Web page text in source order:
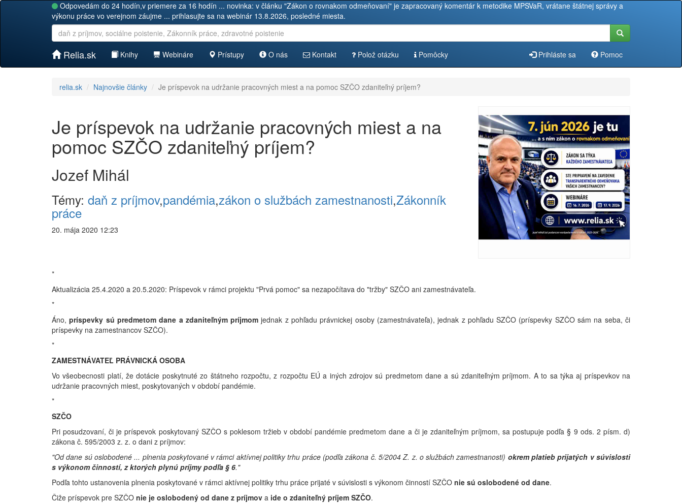
Odpovedám do 24 hodín,v priemere za 16 hodín ... novinka: v článku "Zákon o rovnakom odmeňovaní" je zapracovaný komentár k metodike MPSVaR, vrátane štátnej správy a
výkonu práce vo verejnom záujme ... prihlasujte sa na webinár 13.8.2026, posledné miesta.
Relia.sk Knihy Webináre Prístupy O nás Kontakt Polož otázku Pomôcky Prihláste sa Pomoc
relia.sk Najnovšie články Je príspevok na udržanie pracovných miest a na pomoc SZČO zdaniteľný príjem?
Je príspevok na udržanie pracovných miest a na
pomoc SZČO zdaniteľný príjem?
Jozef Mihál
Témy: daň z príjmov,pandémia,zákon o službách zamestnanosti,Zákonník
práce
20. mája 2020 12:23
*
Aktualizácia 25.4.2020 a 20.5.2020: Príspevok v rámci projektu "Prvá pomoc" sa nezapočítava do "tržby" SZČO ani zamestnávateľa.
*
Áno,príspevky sú predmetom dane a zdaniteľným príjmom jednak z pohľadu právnickej osoby (zamestnávateľa), jednak z pohľadu SZČO (príspevky SZČO sám na seba, či
príspevky na zamestnancov SZČO).
*
ZAMESTNÁVATEĽ PRÁVNICKÁ OSOBA
Vo všeobecnosti platí, že dotácie poskytnuté zo štátneho rozpočtu, z rozpočtu EÚ a iných zdrojov sú predmetom dane a sú zdaniteľným príjmom. A to sa týka aj príspevkov na
udržanie pracovných miest, poskytovaných v období pandémie.
*
SZČO
Pri posudzovaní, či je príspevok poskytovaný SZČO s poklesom tržieb v období pandémie predmetom dane a či je zdaniteľným príjmom, sa postupuje podľa § 9 ods. 2 písm. d)
zákona č. 595/2003 z. z. o dani z príjmov:
"Od dane sú oslobodené ... plnenia poskytované v rámci aktívnej politiky trhu práce (podľa zákona č. 5/2004 Z. z. o službách zamestnanosti) okrem platieb prijatých v súvislosti
s výkonom činností, z ktorých plynú príjmy podľa § 6."
Podľa tohto ustanovenia plnenia poskytované v rámci aktívnej politiky trhu práce prijaté v súvislosti s výkonom činností SZČO nie sú oslobodené od dane.
Čiže príspevok pre SZČO nie je oslobodený od dane z príjmov a ide o zdaniteľný príjem SZČO.